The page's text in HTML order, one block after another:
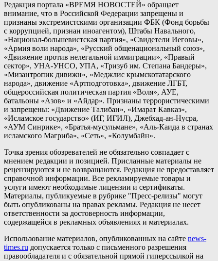
Редакция портала «ВРЕМЯ НОВОСТЕЙ» обращает
внимание, что в Российской Федерации запрещены и
признаны экстремистскими организации ФБК (Фонд борьбы
с коррупцией, признан иноагентом), Штабы Навального,
«Национал-большевистская партия», «Свидетели Иеговы»,
«Армия воли народа», «Русский общенациональный союз»,
«Движение против нелегальной иммиграции», «Правый
сектор», УНА-УНСО, УПА, «Тризуб им. Степана Бандеры»,
«Мизантропик дивижн», «Меджлис крымскотатарского
народа», движение «Артподготовка», движение ЛГБТ,
общероссийская политическая партия «Воля», АУЕ,
батальоны «Азов» и «Айдар». Признаны террористическими
и запрещены: «Движение Талибан», «Имарат Кавказ»,
«Исламское государство» (ИГ, ИГИЛ), Джебхад-ан-Нусра,
«АУМ Синрике», «Братья-мусульмане», «Аль-Каида в странах
исламского Магриба», «Сеть», «Колумбайн».
Точка зрения обозревателей не обязательно совпадает с
мнением редакции и позицией. Присланные материалы не
рецензируются и не возвращаются. Редакция не предоставляет
справочной информации. Все рекламируемые товары и
услуги имеют необходимые лицензии и сертификаты.
Материалы, публикуемые в рубрике "Пресс-релизы" могут
быть опубликованы на правах рекламы. Редакция не несет
ответственности за достоверность информации,
содержащейся в рекламных объявлениях и материалах.
Использование материалов, опубликованных на сайте news-
times.ru допускается только с письменного разрешения
правообладателя и с обязательной прямой гиперссылкой на